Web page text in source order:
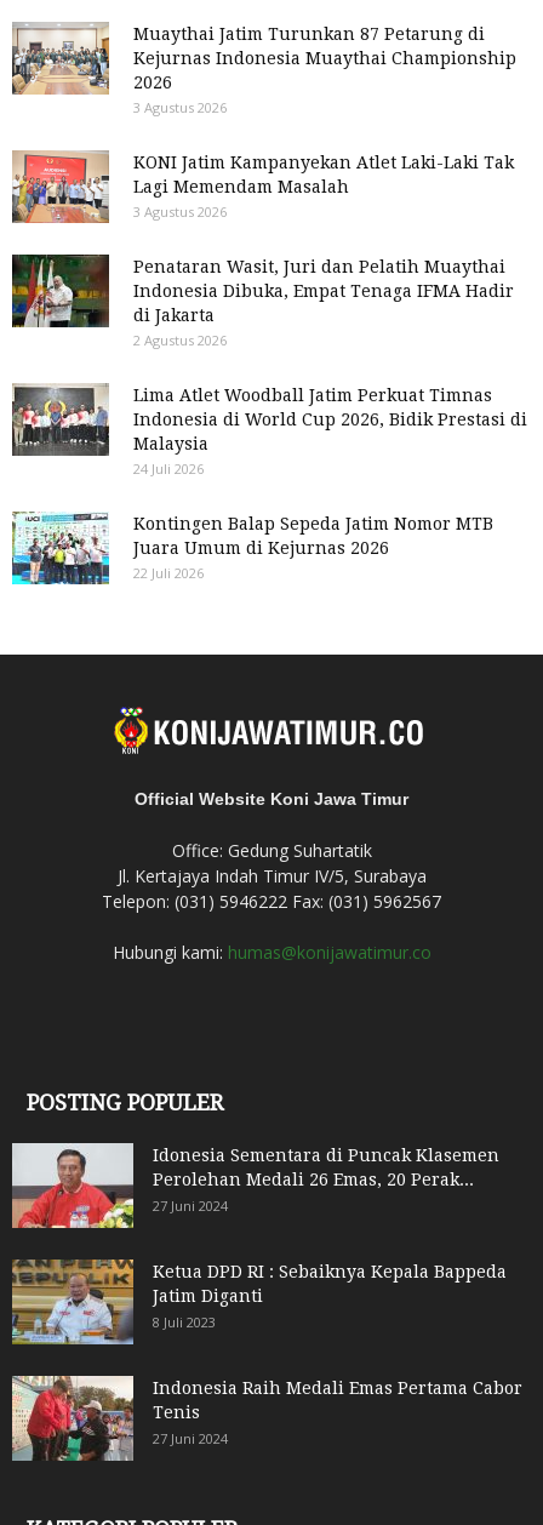
Muaythai Jatim Turunkan 87 Petarung di
Kejurnas Indonesia Muaythai Championship
2026
3 Agustus 2026
KONI Jatim Kampanyekan Atlet Laki-Laki Tak
Lagi Memendam Masalah
3 Agustus 2026
Penataran Wasit, Juri dan Pelatih Muaythai
Indonesia Dibuka, Empat Tenaga IFMA Hadir
di Jakarta
2 Agustus 2026
Lima Atlet Woodball Jatim Perkuat Timnas
Indonesia di World Cup 2026, Bidik Prestasi di
Malaysia
24 Juli 2026
Kontingen Balap Sepeda Jatim Nomor MTB
Juara Umum di Kejurnas 2026
22 Juli 2026
Official Website Koni Jawa Timur
Office: Gedung Suhartatik
Jl. Kertajaya Indah Timur IV/5, Surabaya
Telepon: (031) 5946222 Fax: (031) 5962567
Hubungi kami: humas@konijawatimur.co
POSTING POPULER
Idonesia Sementara di Puncak Klasemen
Perolehan Medali 26 Emas, 20 Perak...
27 Juni 2024
Ketua DPD RI : Sebaiknya Kepala Bappeda
Jatim Diganti
8 Juli 2023
Indonesia Raih Medali Emas Pertama Cabor
Tenis
27 Juni 2024